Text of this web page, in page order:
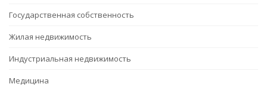
Государственная собственность
Жилая недвижимость
Индустриальная недвижимость
Медицина